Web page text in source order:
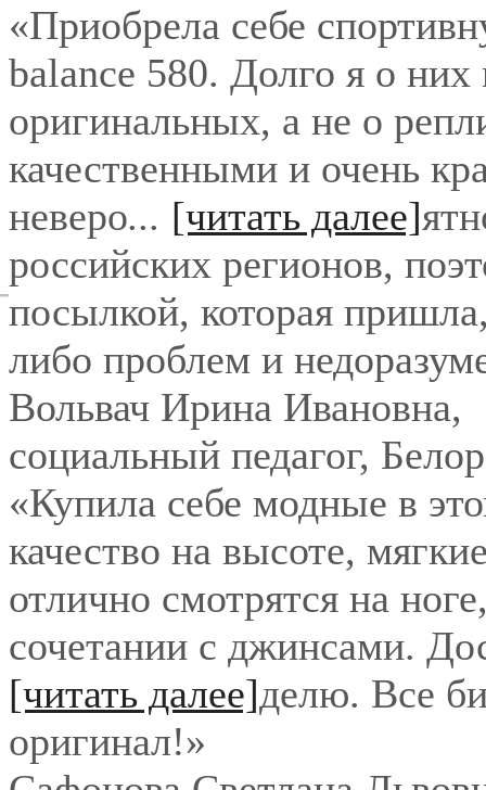
«Приобрела себе
balance 580. Долго я о
оригинальных, а не о
качественными и очень
неверо... [читать далее]
российских регионов,
посылкой, которая
либо проблем и
Вольвач Ирина Ивановна,
социальный педагог,
«Купила себе модные в
качество на высоте,
отлично смотрятся на
сочетании с джинсами.
[читать далее]делю. Все
оригинал!»